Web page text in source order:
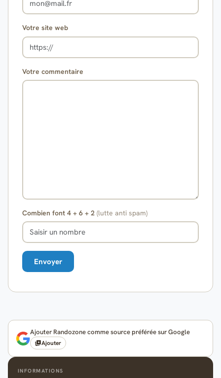
Votre site web
Votre commentaire
Combien font 4 + 6 + 2 (lutte anti spam)
Ajouter Randozone comme source préférée sur Google
Ajouter
INFORMATIONS